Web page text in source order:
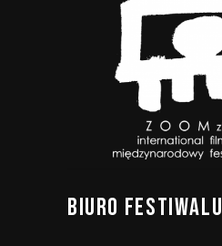
BIURO FESTIWALU